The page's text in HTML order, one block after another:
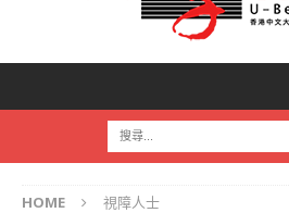
HOME 視障人士